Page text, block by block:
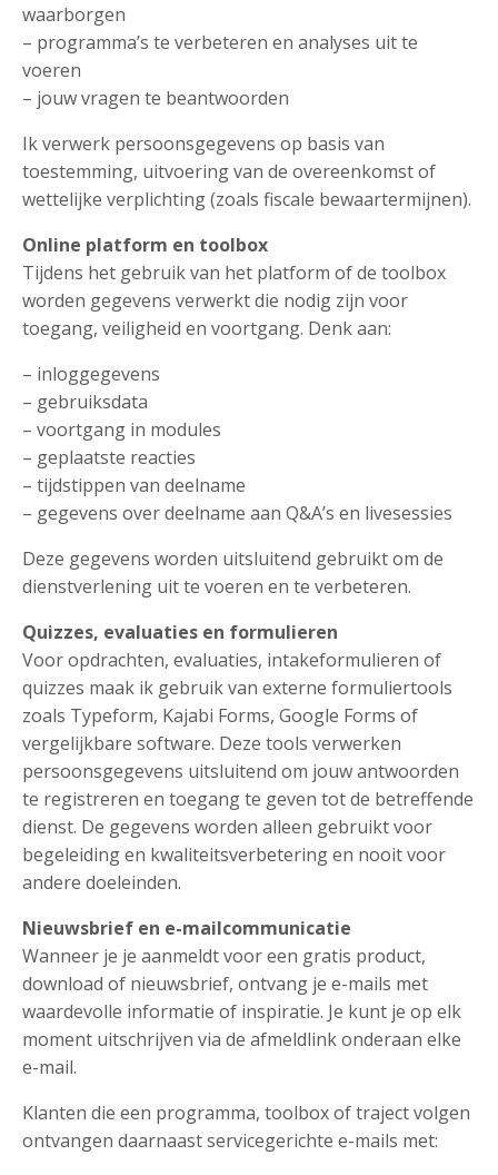
waarborgen
– programma’s te verbeteren en analyses uit te
voeren
– jouw vragen te beantwoorden
Ik verwerk persoonsgegevens op basis van
toestemming, uitvoering van de overeenkomst of
wettelijke verplichting (zoals fiscale bewaartermijnen).
Online platform en toolbox
Tijdens het gebruik van het platform of de toolbox
worden gegevens verwerkt die nodig zijn voor
toegang, veiligheid en voortgang. Denk aan:
– inloggegevens
– gebruiksdata
– voortgang in modules
– geplaatste reacties
– tijdstippen van deelname
– gegevens over deelname aan Q&A’s en livesessies
Deze gegevens worden uitsluitend gebruikt om de
dienstverlening uit te voeren en te verbeteren.
Quizzes, evaluaties en formulieren
Voor opdrachten, evaluaties, intakeformulieren of
quizzes maak ik gebruik van externe formuliertools
zoals Typeform, Kajabi Forms, Google Forms of
vergelijkbare software. Deze tools verwerken
persoonsgegevens uitsluitend om jouw antwoorden
te registreren en toegang te geven tot de betreffende
dienst. De gegevens worden alleen gebruikt voor
begeleiding en kwaliteitsverbetering en nooit voor
andere doeleinden.
Nieuwsbrief en e-mailcommunicatie
Wanneer je je aanmeldt voor een gratis product,
download of nieuwsbrief, ontvang je e-mails met
waardevolle informatie of inspiratie. Je kunt je op elk
moment uitschrijven via de afmeldlink onderaan elke
e-mail.
Klanten die een programma, toolbox of traject volgen
ontvangen daarnaast servicegerichte e-mails met: